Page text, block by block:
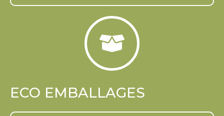
ECO EMBALLAGES